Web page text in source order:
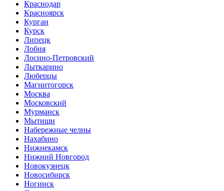
Краснодар
Красноярск
Курган
Курск
Липецк
Лобня
Лосино-Петровский
Лыткарино
Люберцы
Магнитогорск
Москва
Московский
Мурманск
Мытищи
Набережные челны
Нахабино
Нижнекамск
Нижний Новгород
Новокузнецк
Новосибирск
Ногинск